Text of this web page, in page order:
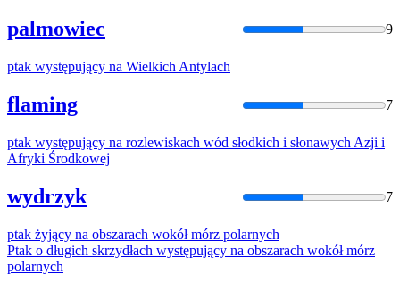
palmowiec 9
ptak występujący na Wielkich Antylach
flaming 7
ptak występujący na rozlewiskach wód słodkich i słonawych Azji i
Afryki Środkowej
wydrzyk 7
ptak żyjący na obszarach wokół mórz polarnych
Ptak o długich skrzydłach występujący na obszarach wokół mórz
polarnych